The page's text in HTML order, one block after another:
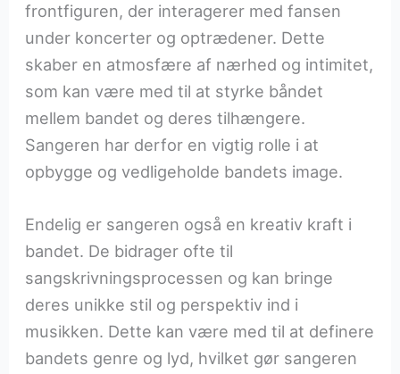
frontfiguren, der interagerer med fansen
under koncerter og optrædener. Dette
skaber en atmosfære af nærhed og intimitet,
som kan være med til at styrke båndet
mellem bandet og deres tilhængere.
Sangeren har derfor en vigtig rolle i at
opbygge og vedligeholde bandets image.
Endelig er sangeren også en kreativ kraft i
bandet. De bidrager ofte til
sangskrivningsprocessen og kan bringe
deres unikke stil og perspektiv ind i
musikken. Dette kan være med til at definere
bandets genre og lyd, hvilket gør sangeren